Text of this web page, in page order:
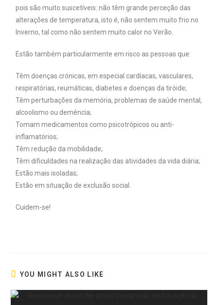
pois são muito suscetíveis: não têm grande perceção das
alterações de temperatura, isto é, não sentem muito frio no
Inverno, tal como não sentem muito calor no Verão.
Estão também particularmente em risco as pessoas que:
Têm doenças crónicas, em especial cardíacas, vasculares,
respiratórias, reumáticas, diabetes e doenças da tiróide;
Têm perturbações da memória, problemas de saúde mental,
alcoolismo ou demência;
Tomam medicamentos como psicotrópicos ou anti-
inflamatórios;
Têm redução da mobilidade;
Têm dificuldades na realização das atividades da vida diária;
Estão mais isoladas;
Estão em situação de exclusão social.
Cuidem-se!
YOU MIGHT ALSO LIKE